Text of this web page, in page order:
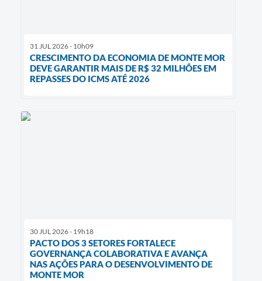
31 JUL 2026 - 10h09
CRESCIMENTO DA ECONOMIA DE MONTE MOR
DEVE GARANTIR MAIS DE R$ 32 MILHÕES EM
REPASSES DO ICMS ATÉ 2026
30 JUL 2026 - 19h18
PACTO DOS 3 SETORES FORTALECE
GOVERNANÇA COLABORATIVA E AVANÇA
NAS AÇÕES PARA O DESENVOLVIMENTO DE
MONTE MOR